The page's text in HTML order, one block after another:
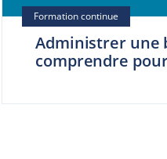
Administrer une
comprendre